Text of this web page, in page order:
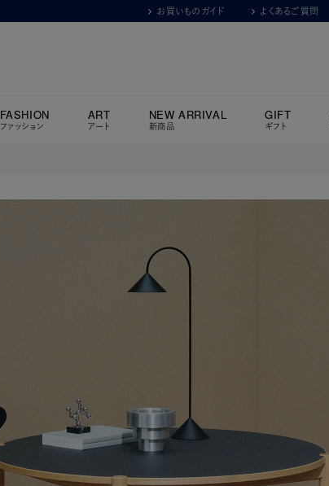
お買いものガイド よくあるご質問
FASHION
ファッション
ART
アート
NEW ARRIVAL
新商品
GIFT
ギフト